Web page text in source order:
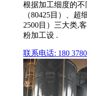
根据加工细度的
（80425目）、超
2500目）三大类,
粉加工设 .
联系电话: 180 3780